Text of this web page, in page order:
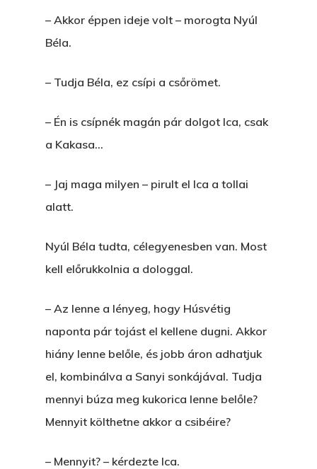
– Akkor éppen ideje volt – morogta Nyúl
Béla.
– Tudja Béla, ez csípi a csőrömet.
– Én is csípnék magán pár dolgot Ica, csak
a Kakasa…
– Jaj maga milyen – pirult el Ica a tollai
alatt.
Nyúl Béla tudta, célegyenesben van. Most
kell előrukkolnia a dologgal.
– Az lenne a lényeg, hogy Húsvétig
naponta pár tojást el kellene dugni. Akkor
hiány lenne belőle, és jobb áron adhatjuk
el, kombinálva a Sanyi sonkájával. Tudja
mennyi búza meg kukorica lenne belőle?
Mennyit költhetne akkor a csibéire?
– Mennyit? – kérdezte Ica.